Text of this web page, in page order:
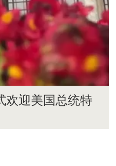
欢迎美国总统特